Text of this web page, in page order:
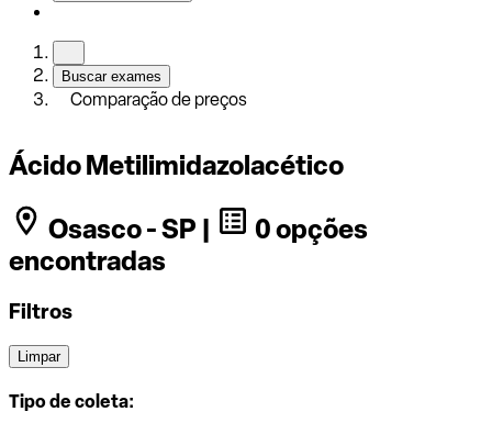
Buscar exames
Comparação de preços
Ácido Metilimidazolacético
Osasco - SP |
0 opções
encontradas
Filtros
Limpar
Tipo de coleta: